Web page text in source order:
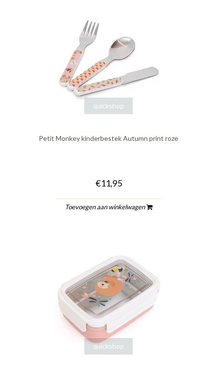
quickshop
Petit Monkey kinderbestek Autumn print roze
€11,95
Toevoegen aan winkelwagen
quickshop